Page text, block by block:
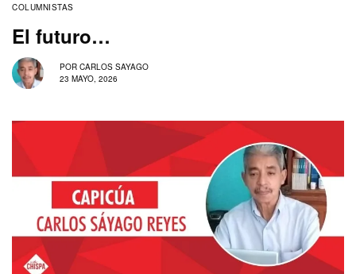
COLUMNISTAS
El futuro…
POR CARLOS SAYAGO
23 MAYO, 2026